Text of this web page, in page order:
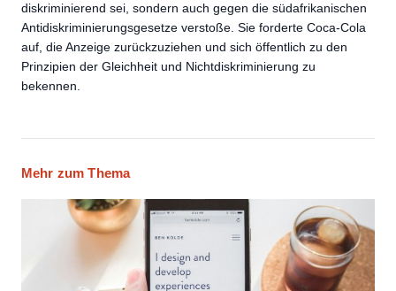
diskriminierend sei, sondern auch gegen die südafrikanischen
Antidiskriminierungsgesetze verstoße. Sie forderte Coca-Cola
auf, die Anzeige zurückzuziehen und sich öffentlich zu den
Prinzipien der Gleichheit und Nichtdiskriminierung zu
bekennen.
Mehr zum Thema